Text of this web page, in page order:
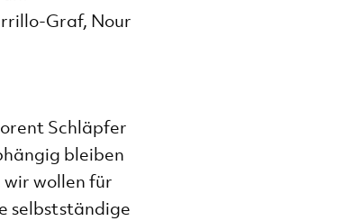
Graf, Nour
Schläpfer
bleiben
wollen für
selbstständige